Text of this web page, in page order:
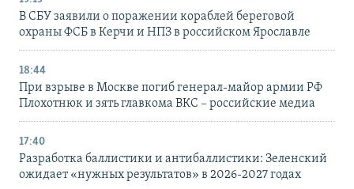
В СБУ заявили о поражении кораблей береговой
охраны ФСБ в Керчи и НПЗ в российском Ярославле
18:44
При взрыве в Москве погиб генерал-майор армии РФ
Плохотнюк и зять главкома ВКС – российские медиа
17:40
Разработка баллистики и антибаллистики: Зеленский
ожидает «нужных результатов» в 2026-2027 годах